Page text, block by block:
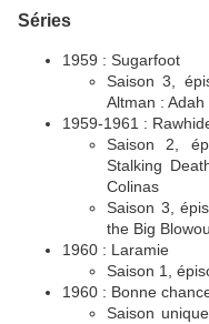
Séries
1959 : Sugarfoot
Saison 3,
Altman : Adah
1959-1961 :
Saison 2,
Stalking
Colinas
Saison 3,
the Big
1960 : Laramie
Saison 1,
1960 : Bonne
Saison